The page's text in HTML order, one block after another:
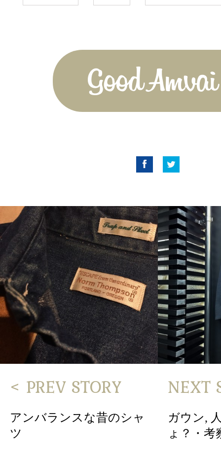
< PREV STORY
アンバランスな昔のシャ
ツ
NEXT
ガウン,
ょ？・考